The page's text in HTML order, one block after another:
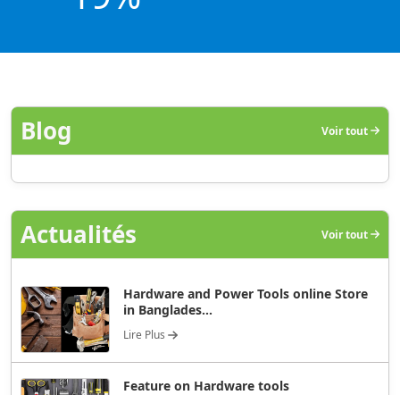
Blog Voir tout
Actualités Voir tout
Hardware and Power Tools online Store
in Banglades...
Lire Plus
Feature on Hardware tools